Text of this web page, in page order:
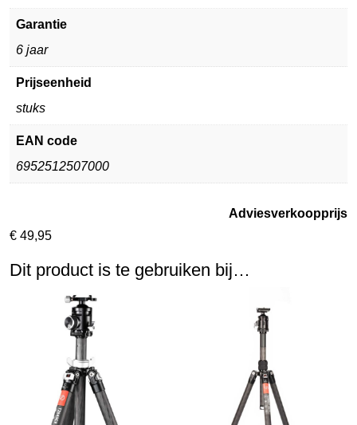
Garantie
6 jaar
Prijseenheid
stuks
EAN code
6952512507000
Adviesverkoopprijs
€ 49,95
Dit product is te gebruiken bij…